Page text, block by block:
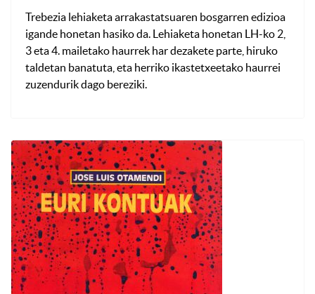
Trebezia lehiaketa arrakastatsuaren bosgarren edizioa
igande honetan hasiko da. Lehiaketa honetan LH-ko 2,
3 eta 4. mailetako haurrek har dezakete parte, hiruko
taldetan banatuta, eta herriko ikastetxeetako haurrei
zuzendurik dago bereziki.